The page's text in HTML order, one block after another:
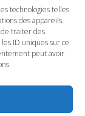
technologies telles
des appareils.
traiter des
ID uniques sur ce
peut avoir
pour mieux vous